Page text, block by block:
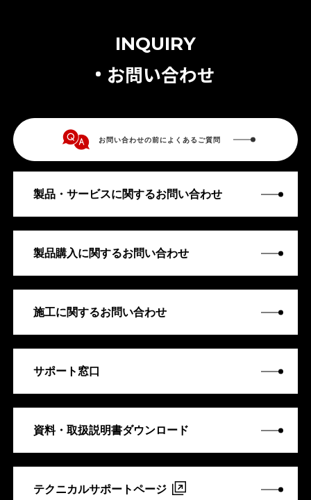
INQUIRY
お問い合わせ
お問い合わせの前によくあるご質問
製品・サービスに関するお問い合わせ
製品購入に関するお問い合わせ
施工に関するお問い合わせ
サポート窓口
資料・取扱説明書ダウンロード
テクニカルサポートページ